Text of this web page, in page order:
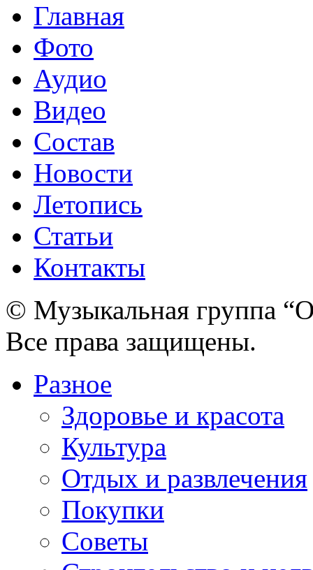
Главная
Фото
Аудио
Видео
Состав
Новости
Летопись
Статьи
Контакты
© Музыкальная группа
Все права защищены.
Разное
Здоровье и красота
Культура
Отдых и развлечения
Покупки
Советы